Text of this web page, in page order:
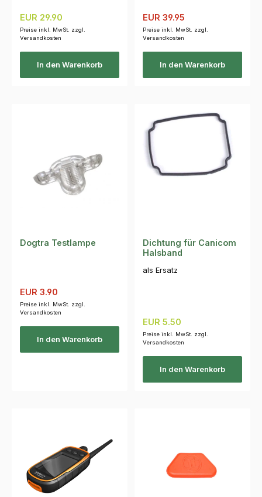
Regulärer Preis:
EUR 29.90
Preise inkl. MwSt. zzgl.
Versandkosten
In den Warenkorb
Verkaufspreis:
EUR 39.95
Preise inkl. MwSt. zzgl.
Versandkosten
In den Warenkorb
Dogtra Testlampe
Verkaufspreis:
EUR 3.90
Preise inkl. MwSt. zzgl.
Versandkosten
In den Warenkorb
Dichtung für Canicom
Halsband
als Ersatz
Regulärer Preis:
EUR 5.50
Preise inkl. MwSt. zzgl.
Versandkosten
In den Warenkorb